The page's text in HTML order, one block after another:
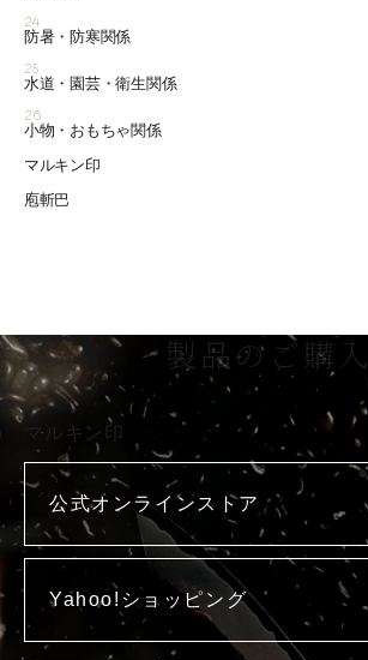
24
防暑・防寒関係
25
水道・園芸・衛生関係
26
小物・おもちゃ関係
マルキン印
庖斬巴
製品のご購入
マルキン印
公式オンラインストア
Yahoo!ショッピング